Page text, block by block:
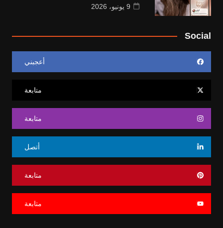
9 يونيو، 2026
Social
أعجبني
متابعة
متابعة
أتصل
متابعة
متابعة